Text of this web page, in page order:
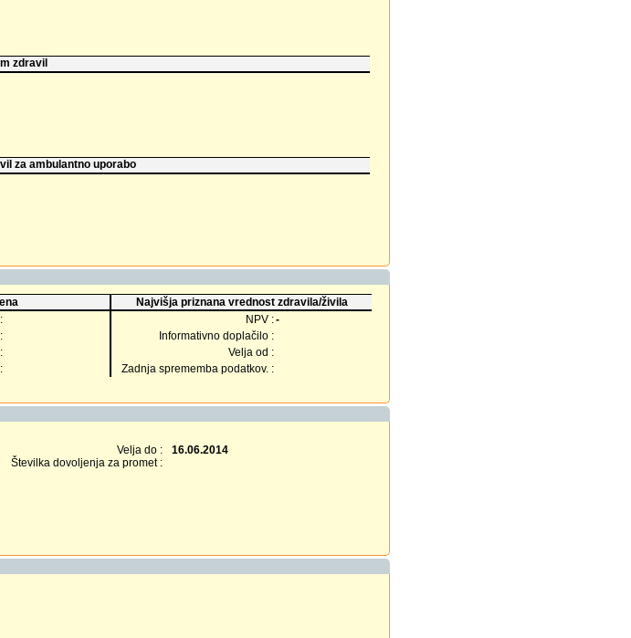
zdravil
za ambulantno uporabo
Najvišja priznana vrednost zdravila/živila
NPV :-
Informativno doplačilo :
Velja od :
Zadnja sprememba podatkov. :
Velja do :
16.06.2014
Številka dovoljenja za promet :